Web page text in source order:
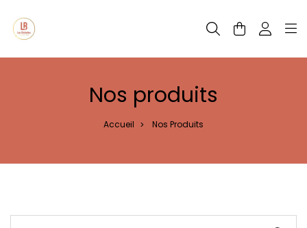
Nos produits
Accueil > Nos Produits